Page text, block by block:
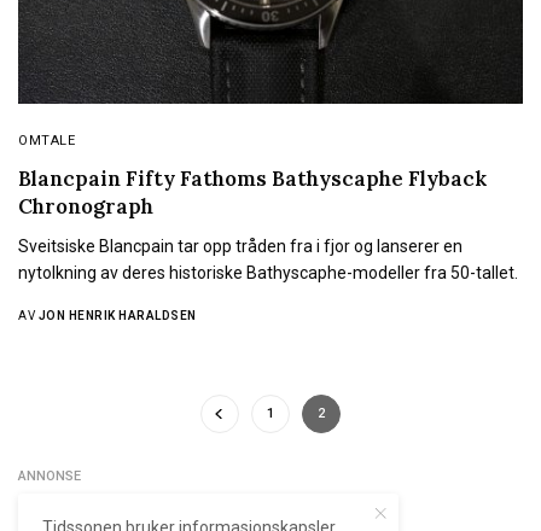
OMTALE
Blancpain Fifty Fathoms Bathyscaphe Flyback
Chronograph
Sveitsiske Blancpain tar opp tråden fra i fjor og lanserer en
nytolkning av deres historiske Bathyscaphe-modeller fra 50-tallet.
AV JON HENRIK HARALDSEN
1 2
ANNONSE